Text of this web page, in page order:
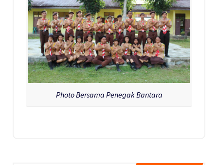
Photo Bersama Penegak Bantara